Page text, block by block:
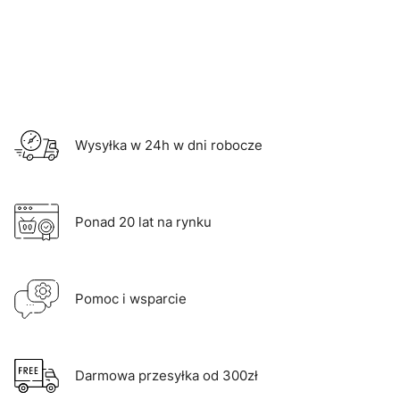
Wysyłka w 24h w dni robocze
Ponad 20 lat na rynku
Pomoc i wsparcie
Darmowa przesyłka od 300zł